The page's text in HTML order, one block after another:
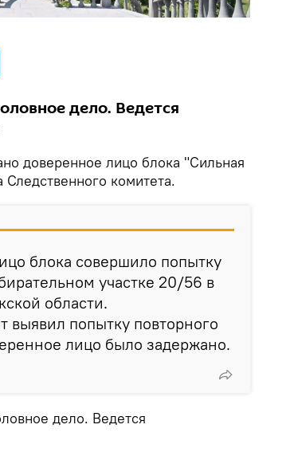
дело. Ведется
доверенное лицо блока "Сильная
комитета.
блока совершило попытку
участке 20/56 в
области.
попытку повторного
лицо было задержано.
дело. Ведется